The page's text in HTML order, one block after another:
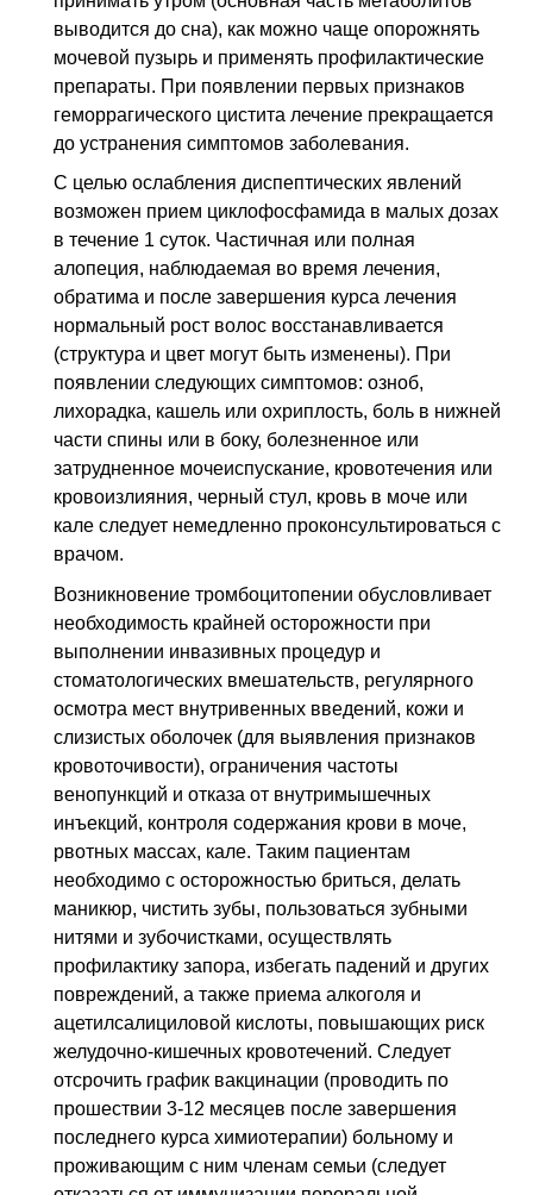
выводится до сна), как можно чаще опорожнять
мочевой пузырь и применять профилактические
препараты. При появлении первых признаков
геморрагического цистита лечение прекращается
до устранения симптомов заболевания.
С целью ослабления диспептических явлений
возможен прием циклофосфамида в малых дозах
в течение 1 суток. Частичная или полная
алопеция, наблюдаемая во время лечения,
обратима и после завершения курса лечения
нормальный рост волос восстанавливается
(структура и цвет могут быть изменены). При
появлении следующих симптомов: озноб,
лихорадка, кашель или охриплость, боль в нижней
части спины или в боку, болезненное или
затрудненное мочеиспускание, кровотечения или
кровоизлияния, черный стул, кровь в моче или
кале следует немедленно проконсультироваться с
врачом.
Возникновение тромбоцитопении обусловливает
необходимость крайней осторожности при
выполнении инвазивных процедур и
стоматологических вмешательств, регулярного
осмотра мест внутривенных введений, кожи и
слизистых оболочек (для выявления признаков
кровоточивости), ограничения частоты
венопункций и отказа от внутримышечных
инъекций, контроля содержания крови в моче,
рвотных массах, кале. Таким пациентам
необходимо с осторожностью бриться, делать
маникюр, чистить зубы, пользоваться зубными
нитями и зубочистками, осуществлять
профилактику запора, избегать падений и других
повреждений, а также приема алкоголя и
ацетилсалициловой кислоты, повышающих риск
желудочно-кишечных кровотечений. Следует
отсрочить график вакцинации (проводить по
прошествии 3-12 месяцев после завершения
последнего курса химиотерапии) больному и
проживающим с ним членам семьи (следует